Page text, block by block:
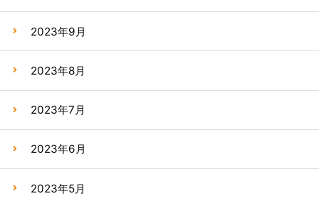
2023年9月
2023年8月
2023年7月
2023年6月
2023年5月